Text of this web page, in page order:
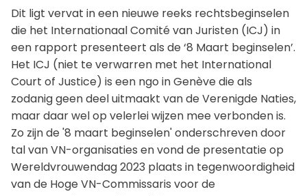
Dit ligt vervat in een nieuwe reeks rechtsbeginselen
die het Internationaal Comité van Juristen (ICJ) in
een rapport presenteert als de ‘8 Maart beginselen’.
Het ICJ (niet te verwarren met het International
Court of Justice) is een ngo in Genève die als
zodanig geen deel uitmaakt van de Verenigde Naties,
maar daar wel op velerlei wijzen mee verbonden is.
Zo zijn de '8 maart beginselen' onderschreven door
tal van VN-organisaties en vond de presentatie op
Wereldvrouwendag 2023 plaats in tegenwoordigheid
van de Hoge VN-Commissaris voor de